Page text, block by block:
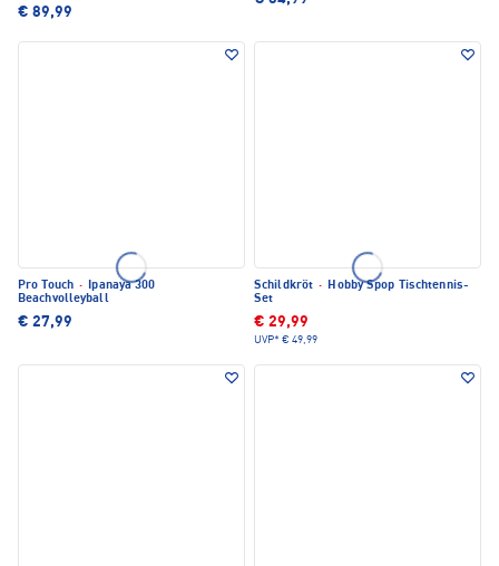
€ 89,99
Pro Touch · Ipanaya 300
Beachvolleyball
€ 27,99
Schildkröt · Hobby Spop Tischtennis-
Set
€ 29,99
UVP* € 49,99